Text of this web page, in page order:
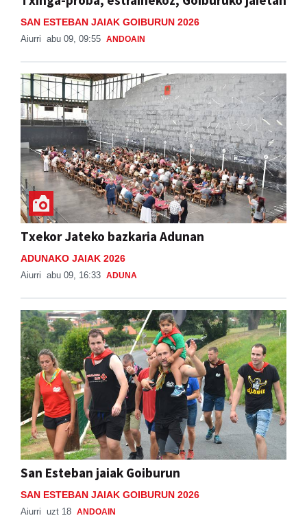
SAN ESTEBAN JAIAK GOIBURUN 2026
Aiurri abu 09, 09:55 ANDOAIN
Txekor Jateko bazkaria Adunan
ADUNAKO JAIAK 2026
Aiurri abu 09, 16:33 ADUNA
San Esteban jaiak Goiburun
SAN ESTEBAN JAIAK GOIBURUN 2026
Aiurri uzt 18 ANDOAIN